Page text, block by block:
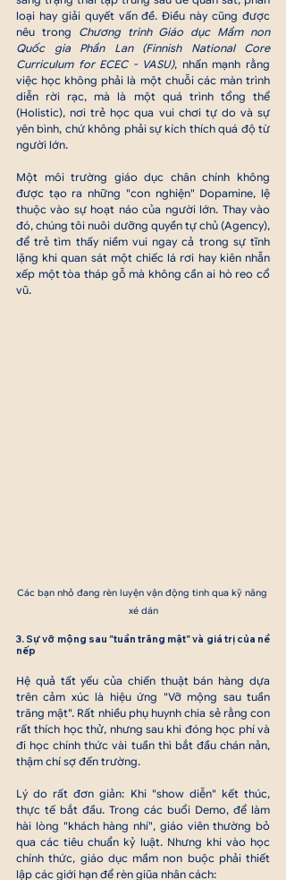
loại hay giải quyết vấn đề. Điều này cũng được
nêu trong Chương trình Giáo dục Mầm non
Quốc gia Phần Lan (Finnish National Core
Curriculum for ECEC - VASU), nhấn mạnh rằng
việc học không phải là một chuỗi các màn trình
diễn rời rạc, mà là một quá trình tổng thể
(Holistic), nơi trẻ học qua vui chơi tự do và sự
yên bình, chứ không phải sự kích thích quá độ từ
người lớn.
Một môi trường giáo dục chân chính không
được tạo ra những "con nghiện" Dopamine, lệ
thuộc vào sự hoạt náo của người lớn. Thay vào
đó, chúng tôi nuôi dưỡng quyền tự chủ (Agency),
để trẻ tìm thấy niềm vui ngay cả trong sự tĩnh
lặng khi quan sát một chiếc lá rơi hay kiên nhẫn
xếp một tòa tháp gỗ mà không cần ai hò reo cổ
vũ.
Các bạn nhỏ đang rèn luyện vận động tinh qua kỹ năng
xé dán
3. Sự vỡ mộng sau "tuần trăng mật" và giá trị của nề
nếp
Hệ quả tất yếu của chiến thuật bán hàng dựa
trên cảm xúc là hiệu ứng "Vỡ mộng sau tuần
trăng mật". Rất nhiều phụ huynh chia sẻ rằng con
rất thích học thử, nhưng sau khi đóng học phí và
đi học chính thức vài tuần thì bắt đầu chán nản,
thậm chí sợ đến trường.
Lý do rất đơn giản: Khi "show diễn" kết thúc,
thực tế bắt đầu. Trong các buổi Demo, để làm
hài lòng "khách hàng nhí", giáo viên thường bỏ
qua các tiêu chuẩn kỷ luật. Nhưng khi vào học
chính thức, giáo dục mầm non buộc phải thiết
lập các giới hạn để rèn giũa nhân cách: